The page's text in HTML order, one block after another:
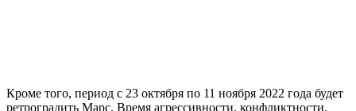
Кроме того, период с 23 октября по 11 ноября 2022 года будет
ретроградить Марс. Время агрессивности, конфликтности,